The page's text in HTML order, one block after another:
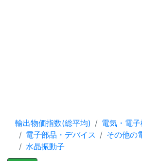
輸出物価指数(総平均)
電気・電
電子部品・デバイス
その他の
水晶振動子